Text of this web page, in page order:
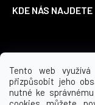
Tento web
přizpůsobit jeho
nutné ke
KDE NÁS NAJDETE